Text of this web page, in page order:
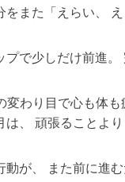
をまた「えらい、
プで少しだけ前進
変わり目で心も体も
は、 頑張ることよ
動が、 また前に進